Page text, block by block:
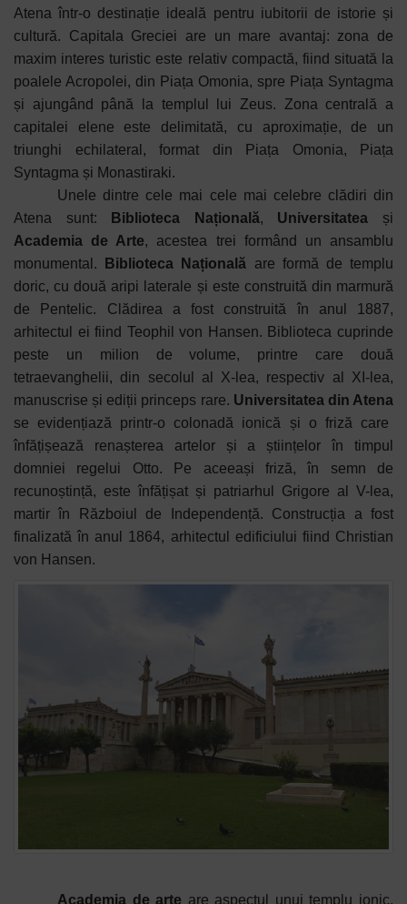
Atena într-o destinație ideală pentru iubitorii de istorie și
cultură. Capitala Greciei are un mare avantaj: zona de
maxim interes turistic este relativ compactă, fiind situată la
poalele Acropolei, din Piața Omonia, spre Piața Syntagma
și ajungând până la templul lui Zeus. Zona centrală a
capitalei elene este delimitată, cu aproximație, de un
triunghi echilateral, format din Piața Omonia, Piața
Syntagma și Monastiraki.
Unele dintre cele mai cele mai celebre clădiri din
Atena sunt:
Biblioteca Națională, Universitatea și
Academia de Arte, acestea trei formând un ansamblu
monumental.
Biblioteca Națională are formă de templu
doric, cu două aripi laterale și este construită din marmură
de Pentelic. Clădirea a fost construită în anul 1887,
arhitectul ei fiind Teophil von Hansen. Biblioteca cuprinde
peste un milion de volume, printre care două
tetraevanghelii, din secolul al X-lea, respectiv al XI-lea,
manuscrise și ediții princeps rare. Universitatea din Atena
se evidențiază printr-o colonadă ionică și o friză care
înfățișează renașterea artelor și a științelor în timpul
domniei regelui Otto. Pe aceeași friză, în semn de
recunoștință, este înfățișat și patriarhul Grigore al V-lea,
martir în Războiul de Independență. Construcția a fost
finalizată în anul 1864, arhitectul edificiului fiind Christian
von Hansen.
Academia de arte are aspectul unui templu ionic,